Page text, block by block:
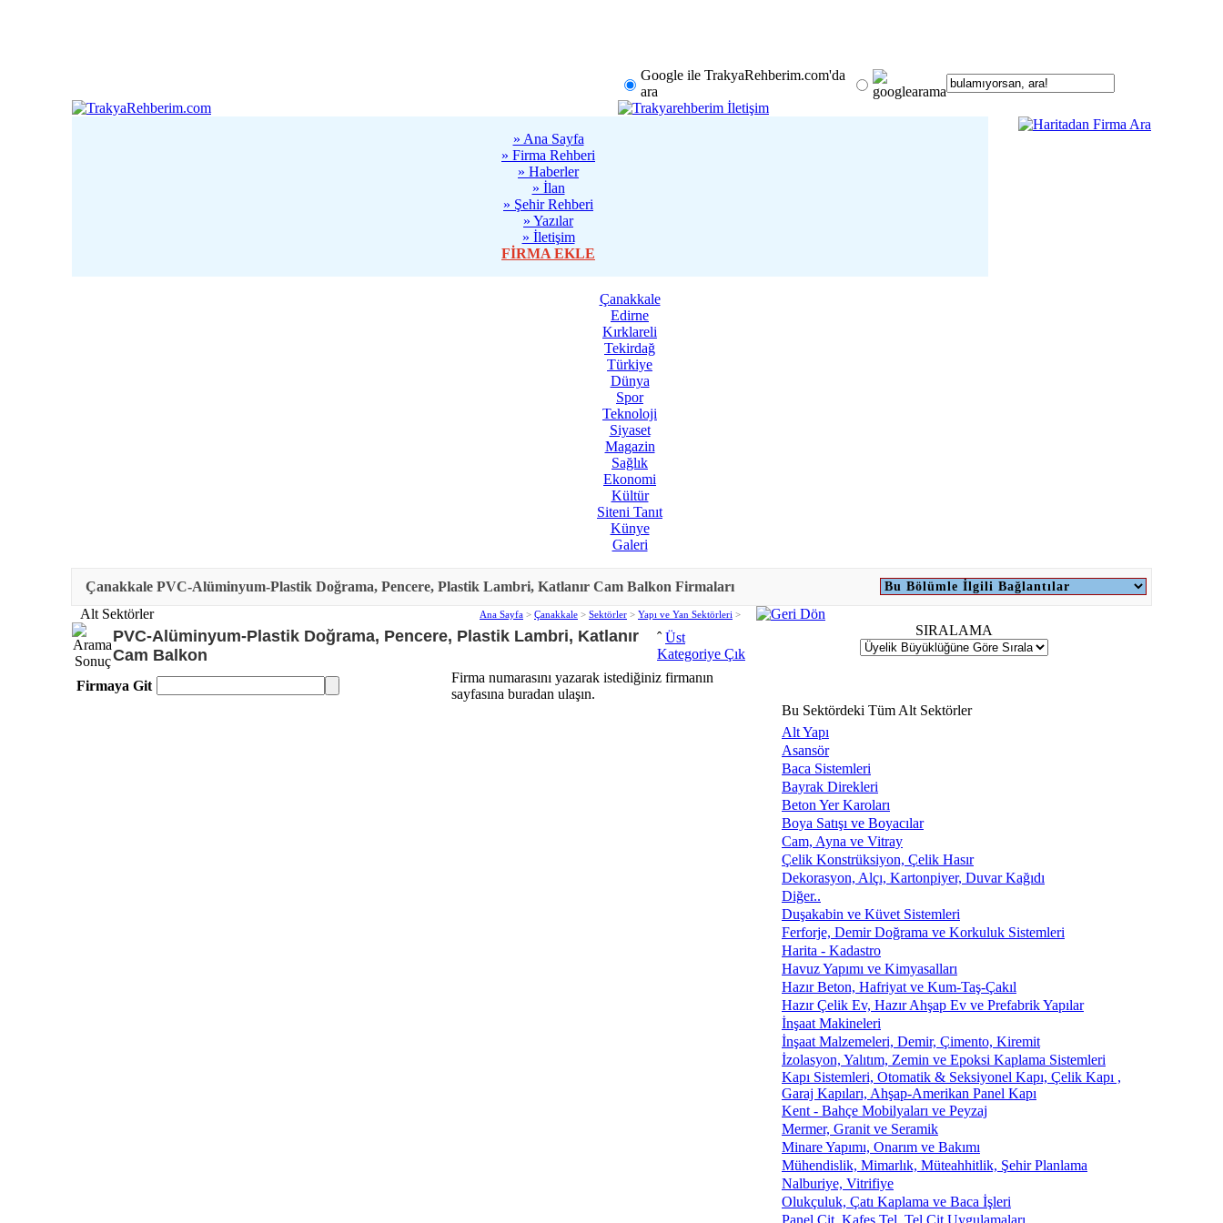
Google ile TrakyaRehberim.com'da
ara
» Ana Sayfa
» Firma Rehberi
» Haberler
» İlan
» Şehir Rehberi
» Yazılar
» İletişim
FİRMA EKLE
Çanakkale
Edirne
Kırklareli
Tekirdağ
Türkiye
Dünya
Spor
Teknoloji
Siyaset
Magazin
Sağlık
Ekonomi
Kültür
Siteni Tanıt
Künye
Galeri
Çanakkale PVC-Alüminyum-Plastik Doğrama, Pencere, Plastik Lambri, Katlanır Cam Balkon Firmaları
Alt Sektörler
Ana Sayfa > Çanakkale > Sektörler > Yapı ve Yan Sektörleri >
PVC-Alüminyum-Plastik Doğrama, Pencere, Plastik Lambri, Katlanır
Cam Balkon
ˆÜst
Kategoriye Çık
Firmaya Git
Firma numarasını yazarak istediğiniz firmanın
sayfasına buradan ulaşın.
SIRALAMA
Bu Sektördeki Tüm Alt Sektörler
Alt Yapı
Asansör
Baca Sistemleri
Bayrak Direkleri
Beton Yer Karoları
Boya Satışı ve Boyacılar
Cam, Ayna ve Vitray
Çelik Konstrüksiyon, Çelik Hasır
Dekorasyon, Alçı, Kartonpiyer, Duvar Kağıdı
Diğer..
Duşakabin ve Küvet Sistemleri
Ferforje, Demir Doğrama ve Korkuluk Sistemleri
Harita - Kadastro
Havuz Yapımı ve Kimyasalları
Hazır Beton, Hafriyat ve Kum-Taş-Çakıl
Hazır Çelik Ev, Hazır Ahşap Ev ve Prefabrik Yapılar
İnşaat Makineleri
İnşaat Malzemeleri, Demir, Çimento, Kiremit
İzolasyon, Yalıtım, Zemin ve Epoksi Kaplama Sistemleri
Kapı Sistemleri, Otomatik & Seksiyonel Kapı, Çelik Kapı ,
Garaj Kapıları, Ahşap-Amerikan Panel Kapı
Kent - Bahçe Mobilyaları ve Peyzaj
Mermer, Granit ve Seramik
Minare Yapımı, Onarım ve Bakımı
Mühendislik, Mimarlık, Müteahhitlik, Şehir Planlama
Nalburiye, Vitrifiye
Olukçuluk, Çatı Kaplama ve Baca İşleri
Panel Çit, Kafes Tel, Tel Çit Uygulamaları